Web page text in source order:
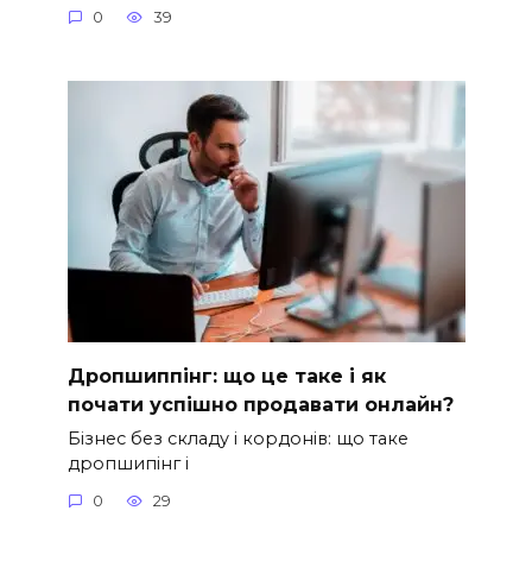
0 39
Дропшиппінг: що це таке і як
почати успішно продавати онлайн?
Бізнес без складу і кордонів: що таке
дропшипінг і
0 29